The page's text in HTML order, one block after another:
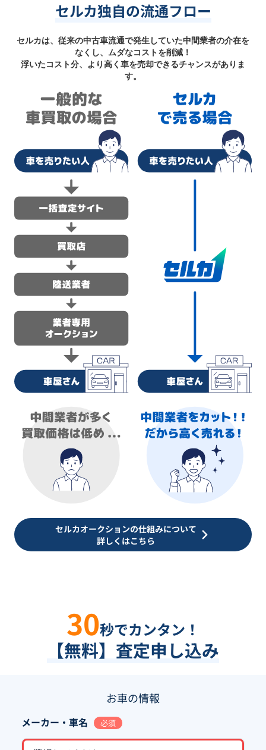
セルカ独自の流通フロー
セルカは、従来の中古車流通で発生していた中間業者の介在を
なくし、ムダなコストを削減！
浮いたコスト分、より高く車を売却できるチャンスがありま
す。
セルカオークションの仕組みについて
詳しくはこちら
30秒でカンタン！
【無料】査定申し込み
お車の情報
メーカー・車名 必須